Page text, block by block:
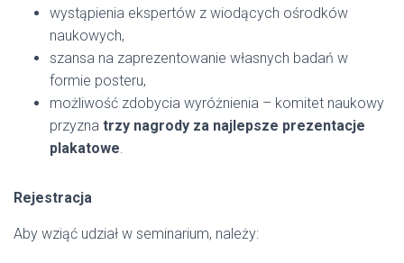
wystąpienia ekspertów z wiodących ośrodków
naukowych,
szansa na zaprezentowanie własnych badań w
formie posteru,
możliwość zdobycia wyróżnienia – komitet naukowy
przyzna trzy nagrody za najlepsze prezentacje
plakatowe.
Rejestracja
Aby wziąć udział w seminarium, należy: